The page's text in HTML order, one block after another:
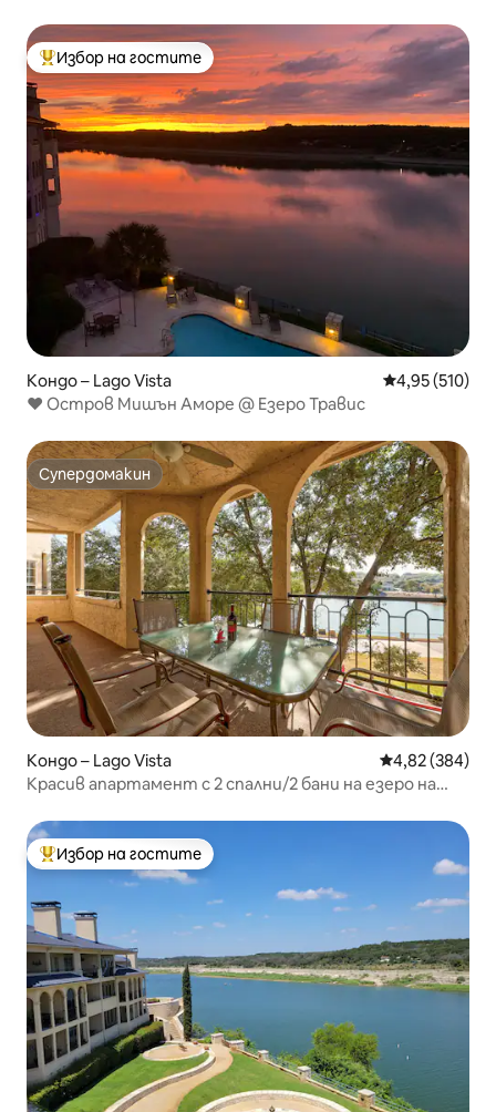
Най-популярен избор на гостите
Избор на гостите
Кондо – Lago Vista Средна
4,95 (510)
❤️ Остров Мишън Аморе @ Езеро Травис
Супердомакин
Супердомакин
Кондо – Lago Vista Средна
4,82 (384)
Красив апартамент с 2 спални/2 бани на езеро на
Най-популярен избор на гостите
Избор на гостите